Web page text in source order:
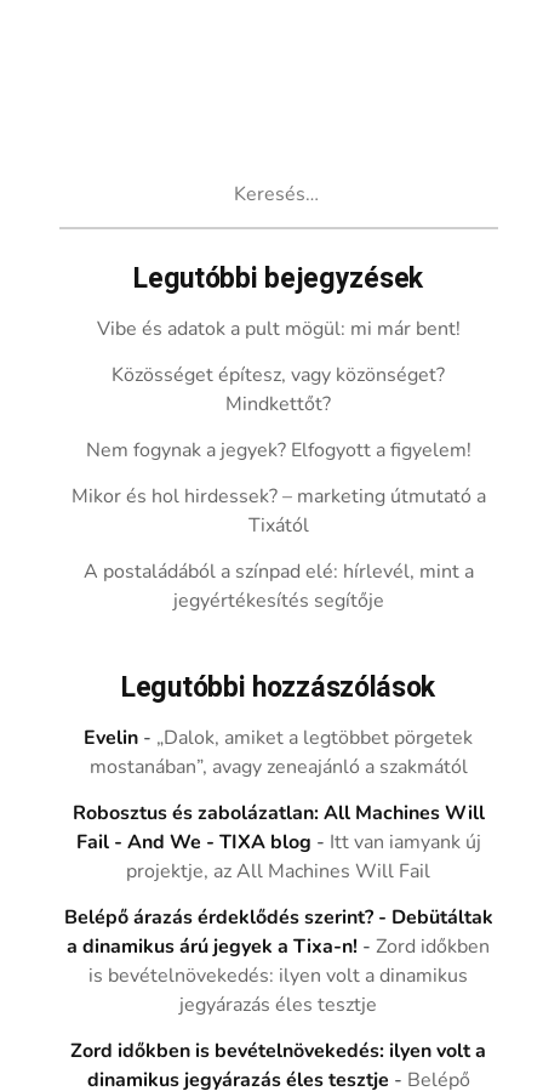
Legutóbbi bejegyzések
Vibe és adatok a pult mögül: mi már bent!
Közösséget építesz, vagy közönséget?
Mindkettőt?
Nem fogynak a jegyek? Elfogyott a figyelem!
Mikor és hol hirdessek? – marketing útmutató a
Tixától
A postaládából a színpad elé: hírlevél, mint a
jegyértékesítés segítője
Legutóbbi hozzászólások
Evelin - „Dalok, amiket a legtöbbet pörgetek
mostanában”, avagy zeneajánló a szakmától
Robosztus és zabolázatlan: All Machines Will
Fail - And We - TIXA blog - Itt van iamyank új
projektje, az All Machines Will Fail
Belépő árazás érdeklődés szerint? - Debütáltak
a dinamikus árú jegyek a Tixa-n! -Zord időkben
is bevételnövekedés: ilyen volt a dinamikus
jegyárazás éles tesztje
Zord időkben is bevételnövekedés: ilyen volt a
dinamikus jegyárazás éles tesztje - Belépő